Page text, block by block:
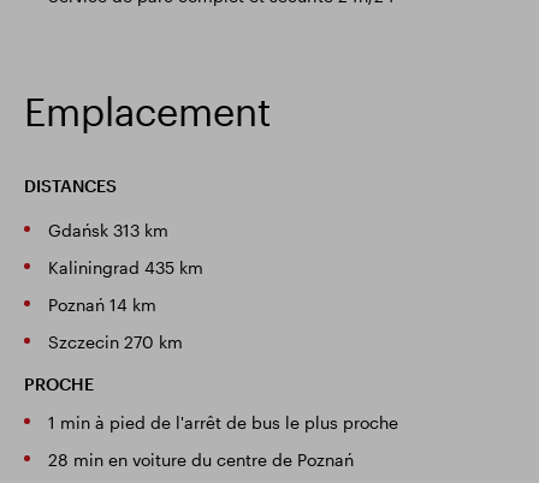
Emplacement
DISTANCES
Gdańsk 313 km
Kaliningrad 435 km
Poznań 14 km
Szczecin 270 km
PROCHE
1 min à pied de l'arrêt de bus le plus proche
28 min en voiture du centre de Poznań